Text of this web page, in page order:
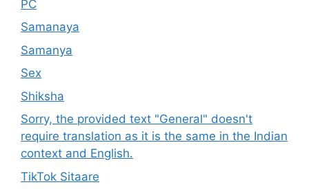
PC
Samanaya
Samanya
Sex
Shiksha
Sorry, the provided text "General" doesn't
require translation as it is the same in the Indian
context and English.
TikTok Sitaare